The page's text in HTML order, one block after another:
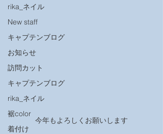
rika_ネイル
New staff
キャプテンブログ
お知らせ
訪問カット
キャプテンブログ
rika_ネイル
裾color
着付け
今年もよろしくお願いします